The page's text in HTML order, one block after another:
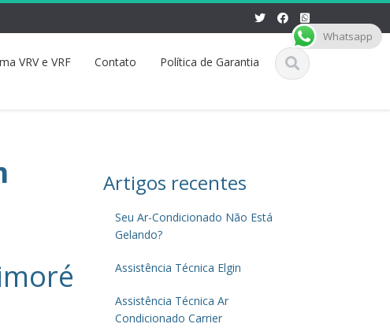
VRV e VRF Contato Política de Garantia
Artigos recentes
Seu Ar-Condicionado Não Está
Gelando?
Assistência Técnica Elgin
Assistência Técnica Ar
Condicionado Carrier
Whatsapp